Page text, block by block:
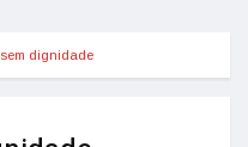
dignidade